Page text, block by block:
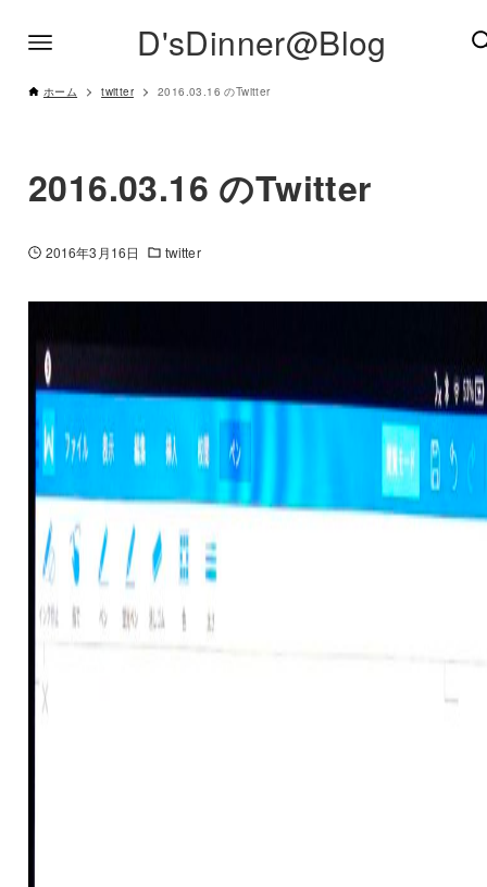
D'sDinner@Blog
ホーム twitter 2016.03.16 のTwitter
2016.03.16 のTwitter
2016年3月16日 twitter